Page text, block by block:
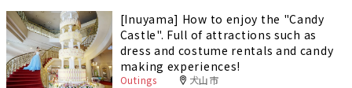
[Inuyama] How to enjoy the "Candy
Castle". Full of attractions such as
dress and costume rentals and candy
making experiences!
Outings 犬山市